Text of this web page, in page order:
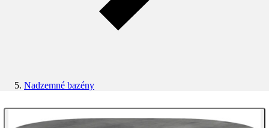
Nadzemné bazény